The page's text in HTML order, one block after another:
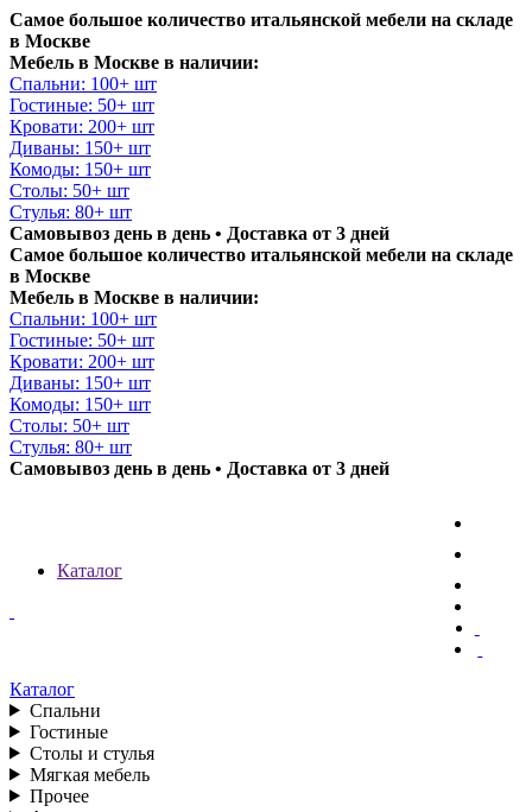
Самое большое количество итальянской мебели на складе
в Москве
Мебель в Москве в наличии:
Спальни: 100+ шт
Гостиные: 50+ шт
Кровати: 200+ шт
Диваны: 150+ шт
Комоды: 150+ шт
Столы: 50+ шт
Стулья: 80+ шт
Самовывоз день в день • Доставка от 3 дней
Самое большое количество итальянской мебели на складе
в Москве
Мебель в Москве в наличии:
Спальни: 100+ шт
Гостиные: 50+ шт
Кровати: 200+ шт
Диваны: 150+ шт
Комоды: 150+ шт
Столы: 50+ шт
Стулья: 80+ шт
Самовывоз день в день • Доставка от 3 дней
Каталог
Каталог
Спальни
Гостиные
Столы и стулья
Мягкая мебель
Прочее